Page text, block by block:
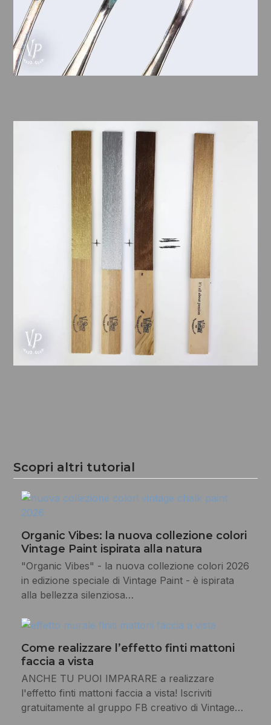
Scopri altri tutorial
Organic Vibes: la nuova collezione colori
Vintage Paint ispirata alla natura
"Organic Vibes" - la nuova collezione colori 2026
in edizione speciale di Vintage Paint - è ispirata
alla bellezza silenziosa…
Come realizzare l’effetto finti mattoni
faccia a vista
ANCHE TU PUOI IMPARARE a realizzare
l'effetto finti mattoni faccia a vista! Iscriviti
gratuitamente al gruppo FB creativo di Vintage…